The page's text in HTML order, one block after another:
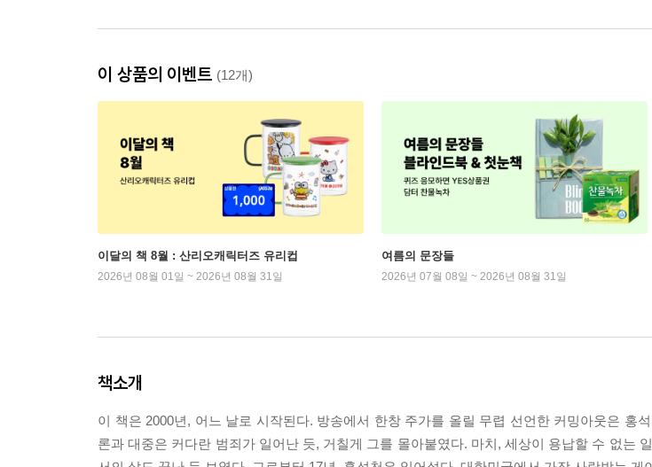
이 상품의 이벤트 (12개)
이달의 책 8월 : 산리오캐릭터즈 유리컵
2026년 08월 01일 ~ 2026년 08월 31일
여름의 문장들
2026년 07월 08일 ~ 2026년 08월 31일
책소개
이 책은 2000년, 어느 날로 시작된다. 방송에서 한창 주가를 올릴 무렵 선언한 커밍아웃은 홍
론과 대중은 커다란 범죄가 일어난 듯, 거칠게 그를 몰아붙였다. 마치, 세상이 용납할 수 없는